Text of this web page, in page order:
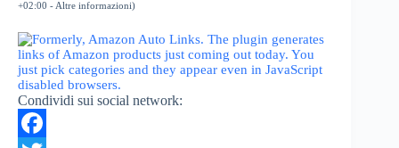
+02:00 - Altre informazioni)
Condividi sui social network: